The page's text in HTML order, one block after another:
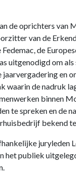
de oprichters van
van de
de
uitgenodigd om
en
waarin de nadruk
binnen
te spreken en de
bekend
juryleden
het publiek